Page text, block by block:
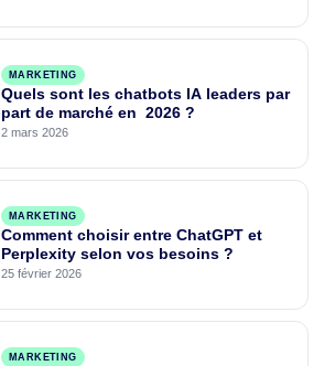
MARKETING
Quels sont les chatbots IA leaders par
part de marché en 2026 ?
2 mars 2026
MARKETING
Comment choisir entre ChatGPT et
Perplexity selon vos besoins ?
25 février 2026
MARKETING